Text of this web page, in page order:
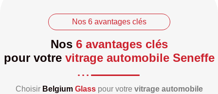
Nos 6 avantages clés
Nos 6 avantages clés
pour votre vitrage automobile Seneffe
Choisir Belgium Glasspour votre vitrage automobile